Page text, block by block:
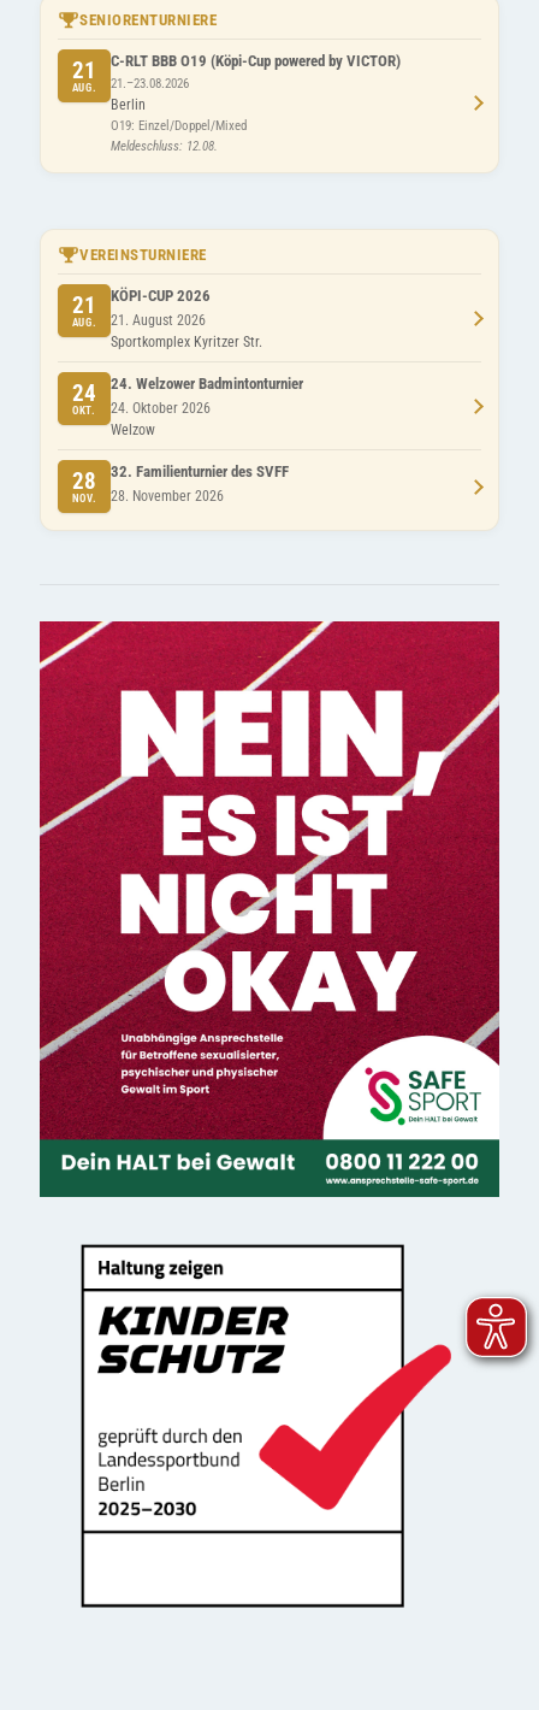
SENIORENTURNIERE
21
AUG.
C-RLT BBB O19 (Köpi-Cup powered by VICTOR)
21.–23.08.2026
Berlin
O19: Einzel/Doppel/Mixed
Meldeschluss: 12.08.
VEREINSTURNIERE
21
AUG.
KÖPI-CUP 2026
21. August 2026
Sportkomplex Kyritzer Str.
24
OKT.
24. Welzower Badmintonturnier
24. Oktober 2026
Welzow
28
NOV.
32. Familienturnier des SVFF
28. November 2026